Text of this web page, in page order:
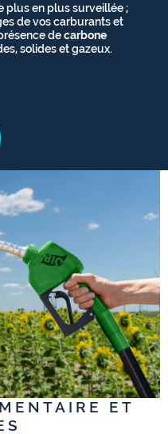
plus en plus surveillée ;
de vos carburants et
decarbone
solides et gazeux.
ET